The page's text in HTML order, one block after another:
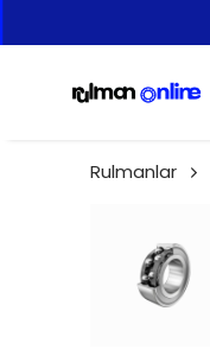
Rulmanlar